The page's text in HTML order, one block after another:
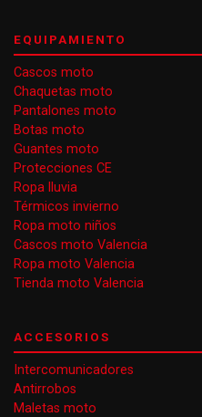
EQUIPAMIENTO
Cascos moto
Chaquetas moto
Pantalones moto
Botas moto
Guantes moto
Protecciones CE
Ropa lluvia
Térmicos invierno
Ropa moto niños
Cascos moto Valencia
Ropa moto Valencia
Tienda moto Valencia
ACCESORIOS
Intercomunicadores
Antirrobos
Maletas moto